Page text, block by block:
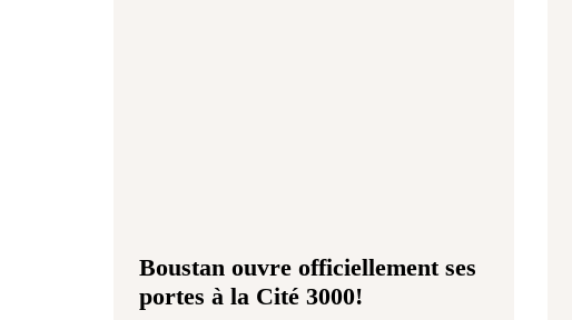
Boustan ouvre officiellement ses
portes à la Cité 3000!